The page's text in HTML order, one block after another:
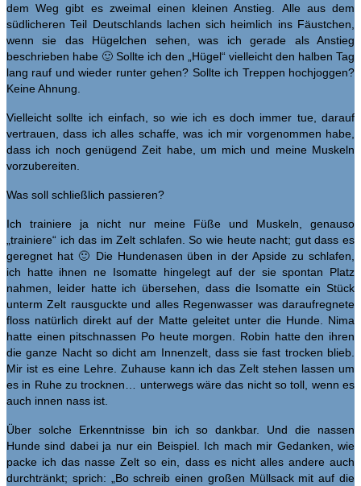
dem Weg gibt es zweimal einen kleinen Anstieg. Alle aus dem
südlicheren Teil Deutschlands lachen sich heimlich ins Fäustchen,
wenn sie das Hügelchen sehen, was ich gerade als Anstieg
beschrieben habe 🙂 Sollte ich den „Hügel“ vielleicht den halben Tag
lang rauf und wieder runter gehen? Sollte ich Treppen hochjoggen?
Keine Ahnung.
Vielleicht sollte ich einfach, so wie ich es doch immer tue, darauf
vertrauen, dass ich alles schaffe, was ich mir vorgenommen habe,
dass ich noch genügend Zeit habe, um mich und meine Muskeln
vorzubereiten.
Was soll schließlich passieren?
Ich trainiere ja nicht nur meine Füße und Muskeln, genauso
„trainiere“ ich das im Zelt schlafen. So wie heute nacht; gut dass es
geregnet hat 🙂 Die Hundenasen üben in der Apside zu schlafen,
ich hatte ihnen ne Isomatte hingelegt auf der sie spontan Platz
nahmen, leider hatte ich übersehen, dass die Isomatte ein Stück
unterm Zelt rausguckte und alles Regenwasser was daraufregnete
floss natürlich direkt auf der Matte geleitet unter die Hunde. Nima
hatte einen pitschnassen Po heute morgen. Robin hatte den ihren
die ganze Nacht so dicht am Innenzelt, dass sie fast trocken blieb.
Mir ist es eine Lehre. Zuhause kann ich das Zelt stehen lassen um
es in Ruhe zu trocknen… unterwegs wäre das nicht so toll, wenn es
auch innen nass ist.
Über solche Erkenntnisse bin ich so dankbar. Und die nassen
Hunde sind dabei ja nur ein Beispiel. Ich mach mir Gedanken, wie
packe ich das nasse Zelt so ein, dass es nicht alles andere auch
durchtränkt; sprich: „Bo schreib einen großen Müllsack mit auf die